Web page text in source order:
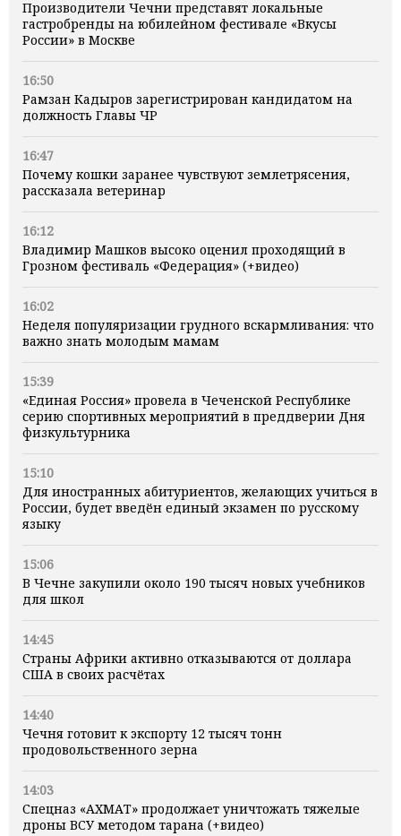
Производители Чечни представят локальные
гастробренды на юбилейном фестивале «Вкусы
России» в Москве
16:50
Рамзан Кадыров зарегистрирован кандидатом на
должность Главы ЧР
16:47
Почему кошки заранее чувствуют землетрясения,
рассказала ветеринар
16:12
Владимир Машков высоко оценил проходящий в
Грозном фестиваль «Федерация» (+видео)
16:02
Неделя популяризации грудного вскармливания: что
важно знать молодым мамам
15:39
«Единая Россия» провела в Чеченской Республике
серию спортивных мероприятий в преддверии Дня
физкультурника
15:10
Для иностранных абитуриентов, желающих учиться в
России, будет введён единый экзамен по русскому
языку
15:06
В Чечне закупили около 190 тысяч новых учебников
для школ
14:45
Страны Африки активно отказываются от доллара
США в своих расчётах
14:40
Чечня готовит к экспорту 12 тысяч тонн
продовольственного зерна
14:03
Спецназ «АХМАТ» продолжает уничтожать тяжелые
дроны ВСУ методом тарана (+видео)